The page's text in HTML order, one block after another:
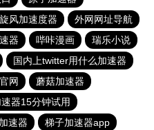
旋风加速度器
外网网址导航
器 哔咔漫画
瑞乐小说
国内上twitter用什么加速器
网
蘑菇加速器
器15分钟试用
速器
梯子加速器app